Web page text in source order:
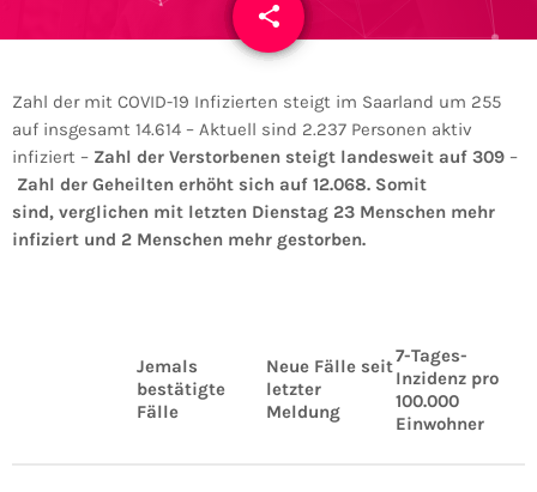
share
email
Zahl der mit COVID-19 Infizierten steigt im Saarland um 255
auf insgesamt 14.614 – Aktuell sind 2.237 Personen aktiv
infiziert – Zahl der Verstorbenen steigt landesweit auf 309 –
Zahl der Geheilten erhöht sich auf 12.068. Somit
sind, verglichen mit letzten Dienstag 23 Menschen mehr
infiziert und 2 Menschen mehr gestorben.
Jemals
bestätigte
Fälle
Neue Fälle seit
letzter
Meldung
7-Tages-
Inzidenz pro
100.000
Einwohner